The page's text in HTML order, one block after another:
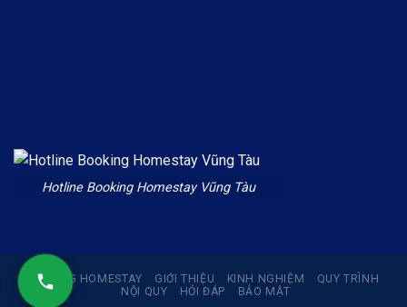
Hotline Booking Homestay Vũng Tàu
BOOKING HOMESTAY GIỚI THIỆU KINH NGHIỆM
QUY TRÌNH
NỘI QUY
HỎI ĐÁP BẢO MẬT